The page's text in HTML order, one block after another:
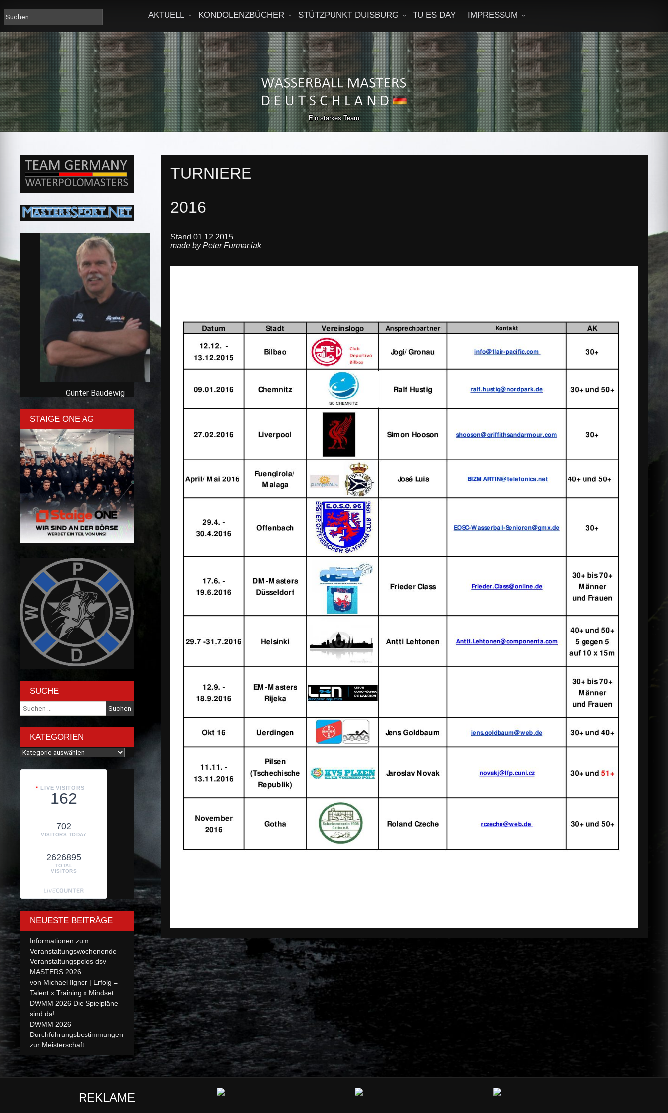
content
Suche
nach:
AKTUELL KONDOLENZBÜCHER STÜTZPUNKT DUISBURG TU ES DAY IMPRESSUM
Ein starkes Team
TURNIERE
2016
Stand 01.12.2015
made by Peter Furmaniak
Günter Baudewig
STAIGE ONE AG
SUCHE
Suche
nach:
KATEGORIEN
Kategorien
LIVE VISITORS
162
702
VISITORS TODAY
2626895
TOTAL
VISITORS
NEUESTE BEITRÄGE
Informationen zum
Veranstaltungswochenende
Veranstaltungspolos dsv
MASTERS 2026
von Michael Ilgner | Erfolg =
Talent x Training x Mindset
DWMM 2026 Die Spielpläne
sind da!
DWMM 2026
Durchführungsbestimmungen
zur Meisterschaft
REKLAME